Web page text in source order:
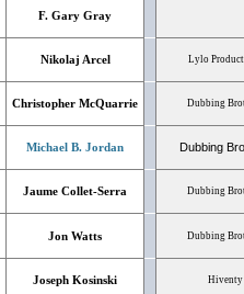
F. Gary Gray
Nikolaj Arcel Lylo
Christopher McQuarrie Dubbing
Michael B. Jordan Dubbing
Jaume Collet-Serra Dubbing
Jon Watts Dubbing
Joseph Kosinski Hiventy